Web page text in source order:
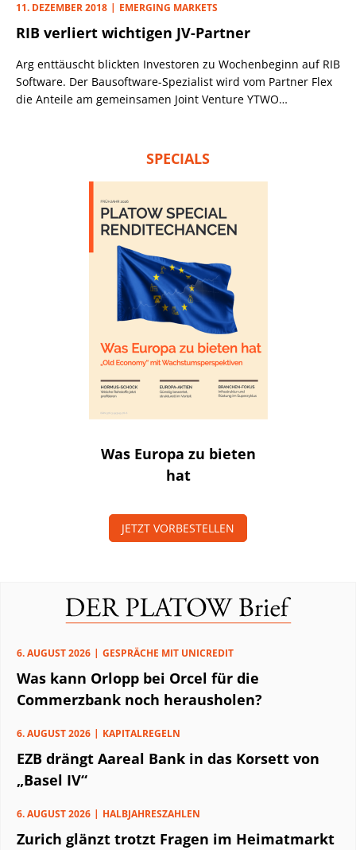
11. DEZEMBER 2018 EMERGING MARKETS
RIB verliert wichtigen JV-Partner
Arg enttäuscht blickten Investoren zu Wochenbeginn auf RIB
Software. Der Bausoftware-Spezialist wird vom Partner Flex
die Anteile am gemeinsamen Joint Venture YTWO
Ingenieuren, Bauvorhaben mit Haus- und
Modulbauprodukten zu planen.
SPECIALS
Was Europa zu bieten
hat
JETZT VORBESTELLEN
6. AUGUST 2026 GESPRÄCHE MIT UNICREDIT
Was kann Orlopp bei Orcel für die
Commerzbank noch herausholen?
6. AUGUST 2026 KAPITALREGELN
EZB drängt Aareal Bank in das Korsett von
„Basel IV“
6. AUGUST 2026 HALBJAHRESZAHLEN
Zurich glänzt trotzt Fragen im Heimatmarkt